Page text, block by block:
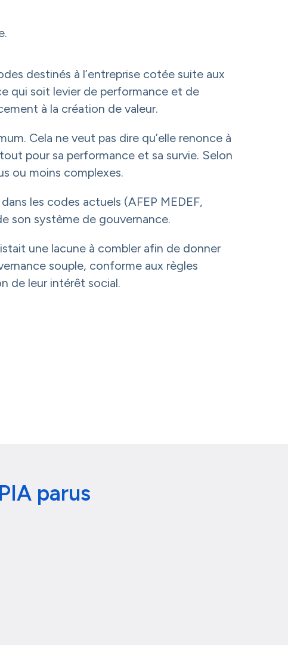
destinés à l’entreprise cotée suite aux
qui soit levier de performance et de
à la création de valeur.
Cela ne veut pas dire qu’elle renonce à
pour sa performance et sa survie. Selon
ou moins complexes.
les codes actuels (AFEP MEDEF,
son système de gouvernance.
une lacune à combler afin de donner
souple, conforme aux règles
de leur intérêt social.
parus